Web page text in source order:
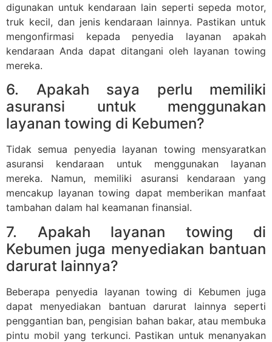
digunakan untuk kendaraan lain seperti sepeda motor,
truk kecil, dan jenis kendaraan lainnya. Pastikan untuk
mengonfirmasi kepada penyedia layanan apakah
kendaraan Anda dapat ditangani oleh layanan towing
mereka.
6. Apakah saya perlu memiliki
asuransi untuk menggunakan
layanan towing di Kebumen?
Tidak semua penyedia layanan towing mensyaratkan
asuransi kendaraan untuk menggunakan layanan
mereka. Namun, memiliki asuransi kendaraan yang
mencakup layanan towing dapat memberikan manfaat
tambahan dalam hal keamanan finansial.
7. Apakah layanan towing di
Kebumen juga menyediakan bantuan
darurat lainnya?
Beberapa penyedia layanan towing di Kebumen juga
dapat menyediakan bantuan darurat lainnya seperti
penggantian ban, pengisian bahan bakar, atau membuka
pintu mobil yang terkunci. Pastikan untuk menanyakan